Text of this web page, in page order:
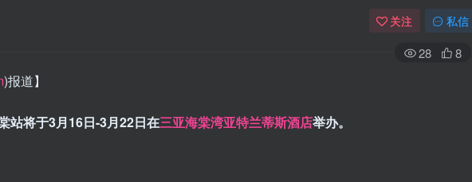
关注 私信
28 8
)报道】
站将于3月16日-3月22日在三亚海棠湾亚特兰蒂斯酒店举办。